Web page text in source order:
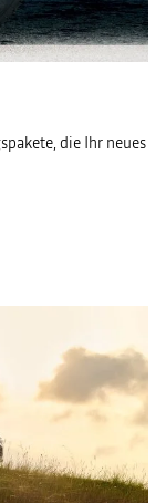
die Ihr neues